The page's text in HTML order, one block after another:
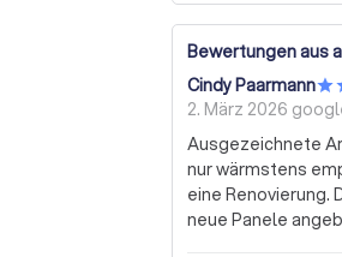
Bewertungen aus
Cindy Paarmann
2. März 2026
Ausgezeichnete Arbeit von
nur wärmstens
eine
neue Panele angebracht